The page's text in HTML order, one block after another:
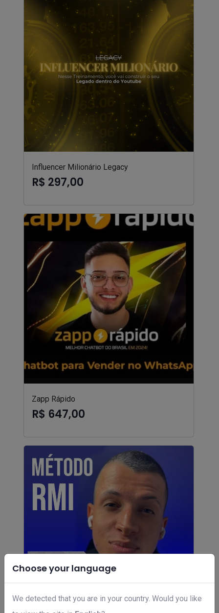
Choose your language
We detected that you are in your country. Would you like
Influencer Milionário Legacy
R$ 297,00
Zapp Rápido
R$ 647,00